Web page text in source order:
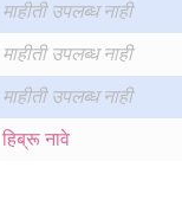
माहीती उपलब्ध नाही
माहीती उपलब्ध नाही
माहीती उपलब्ध नाही
हिब्रू नावे